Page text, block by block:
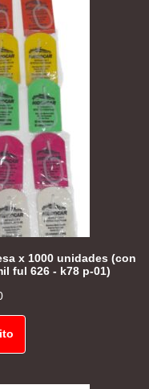
x 1000 unidades (con
ful 626 - k78 p-01)